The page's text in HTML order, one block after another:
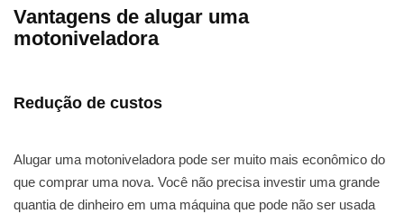
Vantagens de alugar uma
motoniveladora
Redução de custos
Alugar uma motoniveladora pode ser muito mais econômico do
que comprar uma nova. Você não precisa investir uma grande
quantia de dinheiro em uma máquina que pode não ser usada